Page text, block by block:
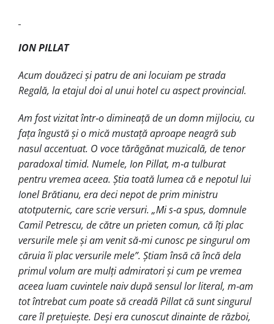
ION PILLAT
Acum douăzeci şi patru de ani locuiam pe strada
Regală, la etajul doi al unui hotel cu aspect provincial.
Am fost vizitat într‑o dimineaţă de un domn mijlociu, cu
faţa îngustă şi o mică mustaţă aproape neagră sub
nasul accentuat. O voce tărăgănat muzicală, de tenor
paradoxal timid. Numele, Ion Pillat, m‑a tulburat
pentru vremea aceea. Ştia toată lumea că e nepotul lui
Ionel Brătianu, era deci nepot de prim ministru
atotputernic, care scrie versuri. „Mi s‑a spus, domnule
Camil Petrescu, de către un prieten comun, că îţi plac
versurile mele şi am venit să‑mi cunosc pe singurul om
căruia îi plac versurile mele”. Ştiam însă că încă dela
primul volum are mulţi admiratori şi cum pe vremea
aceea luam cuvintele naiv după sensul lor literal, m‑am
tot întrebat cum poate să creadă Pillat că sunt singurul
care îl preţuieşte. Deşi era cunoscut dinainte de război,